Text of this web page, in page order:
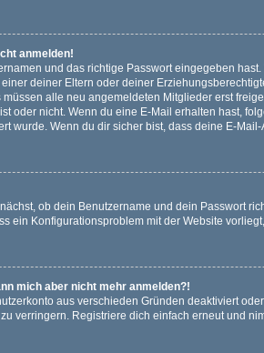
anmelden!
und das richtige Passwort eingegeben
deiner Eltern oder deiner
alle neu angemeldeten Mitglieder erst
oder nicht. Wenn du eine E-Mail erhalten hast,
wurde. Wenn du dir sicher bist, dass deine E-
ob dein Benutzername und dein Passwort
ein Konfigurationsproblem mit der Website
mich aber nicht mehr anmelden?!
aus verschieden Gründen deaktiviert
verringern. Registriere dich einfach erneut und